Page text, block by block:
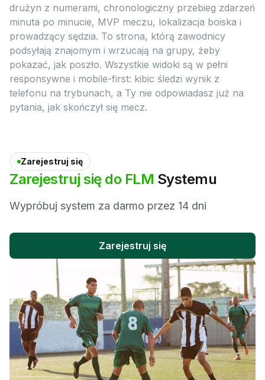
drużyn z numerami, chronologiczny przebieg zdarzeń
minuta po minucie, MVP meczu, lokalizacja boiska i
prowadzący sędzia. To strona, którą zawodnicy
podsyłają znajomym i wrzucają na grupy, żeby
pokazać, jak poszło. Wszystkie widoki są w pełni
responsywne i mobile-first: kibic śledzi wynik z
telefonu na trybunach, a Ty nie odpowiadasz już na
pytania, jak skończył się mecz.
Zarejestruj się
Zarejestrujsię do FLM Systemu
Wypróbuj system za darmo przez 14 dni
Zarejestruj się